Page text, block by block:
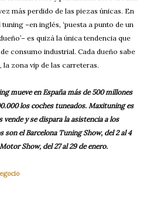
más perdido de las piezas únicas. En
–en inglés, ‘puesta a punto de un
es quizá la única tendencia que
consumo industrial. Cada dueño sabe
la zona vip de las carreteras.
mueve en España más de 500 millones
los coches tuneados. Maxituning es
y se dispara la asistencia a los
son el Barcelona Tuning Show, del 2 al 4
Show, del 27 al 29 de enero.